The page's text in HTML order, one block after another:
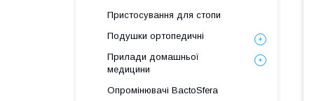
Пристосування для стопи
Подушки ортопедичні
Прилади домашньої
медицини
Опромінювачі BactoSfera